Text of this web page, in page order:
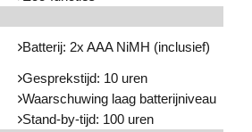
Batterij: 2x AAA NiMH (inclusief)
Gesprekstijd: 10 uren
Waarschuwing laag batterijniveau
Stand-by-tijd: 100 uren